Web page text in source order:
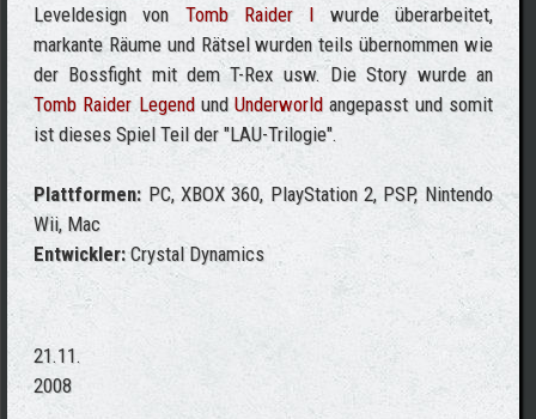
Leveldesign von Tomb Raider I wurde überarbeitet,
markante Räume und Rätsel wurden teils übernommen wie
der Bossfight mit dem T-Rex usw. Die Story wurde an
Tomb Raider LegendundUnderworld angepasst und somit
ist dieses Spiel Teil der "LAU-Trilogie".
Plattformen: PC, XBOX 360, PlayStation 2, PSP, Nintendo
Wii, Mac
Entwickler:Crystal Dynamics
21.11.
2008